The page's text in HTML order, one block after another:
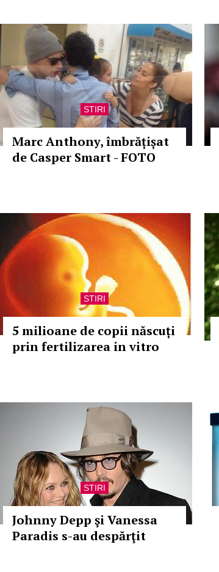
STIRI
Marc Anthony, îmbrățișat
de Casper Smart - FOTO
STIRI
5 milioane de copii născuți
prin fertilizarea in vitro
STIRI
Johnny Depp şi Vanessa
Paradis s-au despărţit